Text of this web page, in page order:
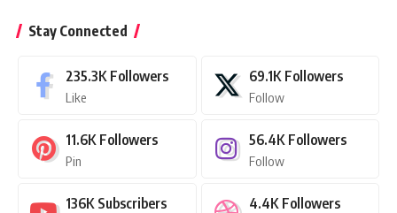
Stay Connected
235.3K Followers
Like
69.1K Followers
Follow
11.6K Followers
Pin
56.4K Followers
Follow
136K Subscribers 4.4K Followers